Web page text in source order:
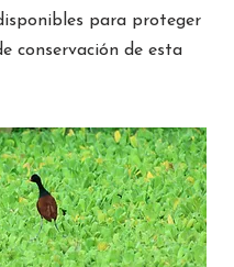
para proteger
conservación de esta